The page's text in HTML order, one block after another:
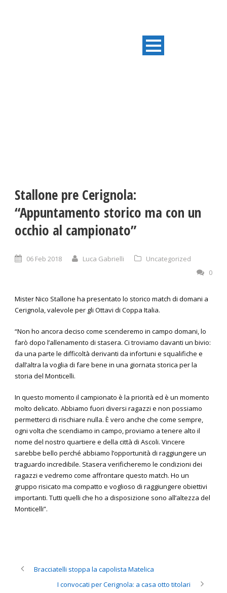
Stallone pre Cerignola:
“Appuntamento storico ma con un
occhio al campionato”
06 Feb 2018 Luca Gabrielli
Uncategorized
0
Mister Nico Stallone ha presentato lo storico match di domani a
Cerignola, valevole per gli Ottavi di Coppa Italia.
“Non ho ancora deciso come scenderemo in campo domani, lo
farò dopo l’allenamento di stasera. Ci troviamo davanti un bivio:
da una parte le difficoltà derivanti da infortuni e squalifiche e
dall’altra la voglia di fare bene in una giornata storica per la
storia del Monticelli.
In questo momento il campionato è la priorità ed è un momento
molto delicato. Abbiamo fuori diversi ragazzi e non possiamo
permetterci di rischiare nulla. È vero anche che come sempre,
ogni volta che scendiamo in campo, proviamo a tenere alto il
nome del nostro quartiere e della città di Ascoli. Vincere
sarebbe bello perché abbiamo l’opportunità di raggiungere un
traguardo incredibile. Stasera verificheremo le condizioni dei
ragazzi e vedremo come affrontare questo match. Ho un
gruppo risicato ma compatto e voglioso di raggiungere obiettivi
importanti. Tutti quelli che ho a disposizione sono all’altezza del
Monticelli”.
Bracciatelli stoppa la capolista Matelica
I convocati per Cerignola: a casa otto titolari